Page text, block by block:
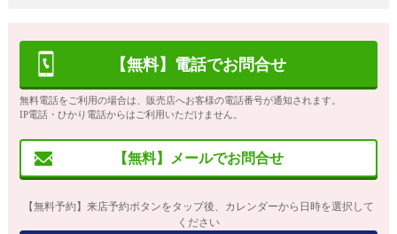
【無料】電話でお問合せ
無料電話をご利用の場合は、販売店へお客様の電話番号が通知されます。
IP電話・ひかり電話からはご利用いただけません。
【無料】メールでお問合せ
【無料予約】来店予約ボタンをタップ後、カレンダーから日時を選択して
ください